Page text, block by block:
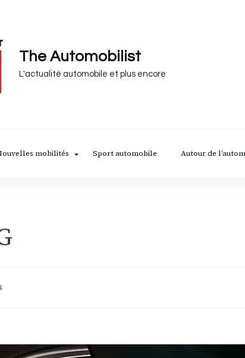
The Automobilist
L'actualité automobile et plus encore
mobilités Sport automobile Autour de